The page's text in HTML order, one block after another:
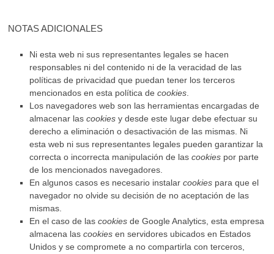
NOTAS ADICIONALES
Ni esta web ni sus representantes legales se hacen
responsables ni del contenido ni de la veracidad de las
políticas de privacidad que puedan tener los terceros
mencionados en esta política decookies
Los navegadores web son las herramientas encargadas de
almacenar lascookies y desde este lugar debe efectuar su
derecho a eliminación o desactivación de las mismas. Ni
esta web ni sus representantes legales pueden garantizar la
correcta o incorrecta manipulación de lascookies por parte
de los mencionados navegadores.
En algunos casos es necesario instalarcookies para que el
navegador no olvide su decisión de no aceptación de las
mismas.
En el caso de lascookies de Google Analytics, esta empresa
almacena lascookies en servidores ubicados en Estados
Unidos y se compromete a no compartirla con terceros,